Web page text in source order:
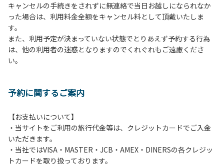
手続きを行ってください。
４、車両は、荷物の積み下ろし時以外は、駐車場にとめてく
ださい。
５、チェックアウトは、午前10時まで（日帰り使用の場合は
午後5時まで）です。チェックインの手続きを行っていない
方や使用人数が増えた場合は、必ず手続きを行ってくださ
ら午前10時までの間にゴミステーションに出してください。
は、お持ち帰りをお願いします。
【禁止事項】
カラオケ、発電機、地面での直火による焚き火、キャンプフ
ァイヤー、打ち上げ式花火、テントサウナの設置
キャンセルの手続きをされずに無連絡で当日お越しになられなか
った場合は、利用料金全額をキャンセル料として頂戴いたしま
す。
また、利用予定が決まっていない状態でとりあえず予約する行為
は、他の利用者の迷惑となりますのでくれぐれもご遠慮くださ
い。
予約に関するご案内
【お支払いについて】
・当サイトをご利用の旅行代金等は、クレジットカードでご入金
いただきます。
・当社ではVISA・MASTER・JCB・AMEX・DINERSの各クレジッ
トカードを取り扱っております。